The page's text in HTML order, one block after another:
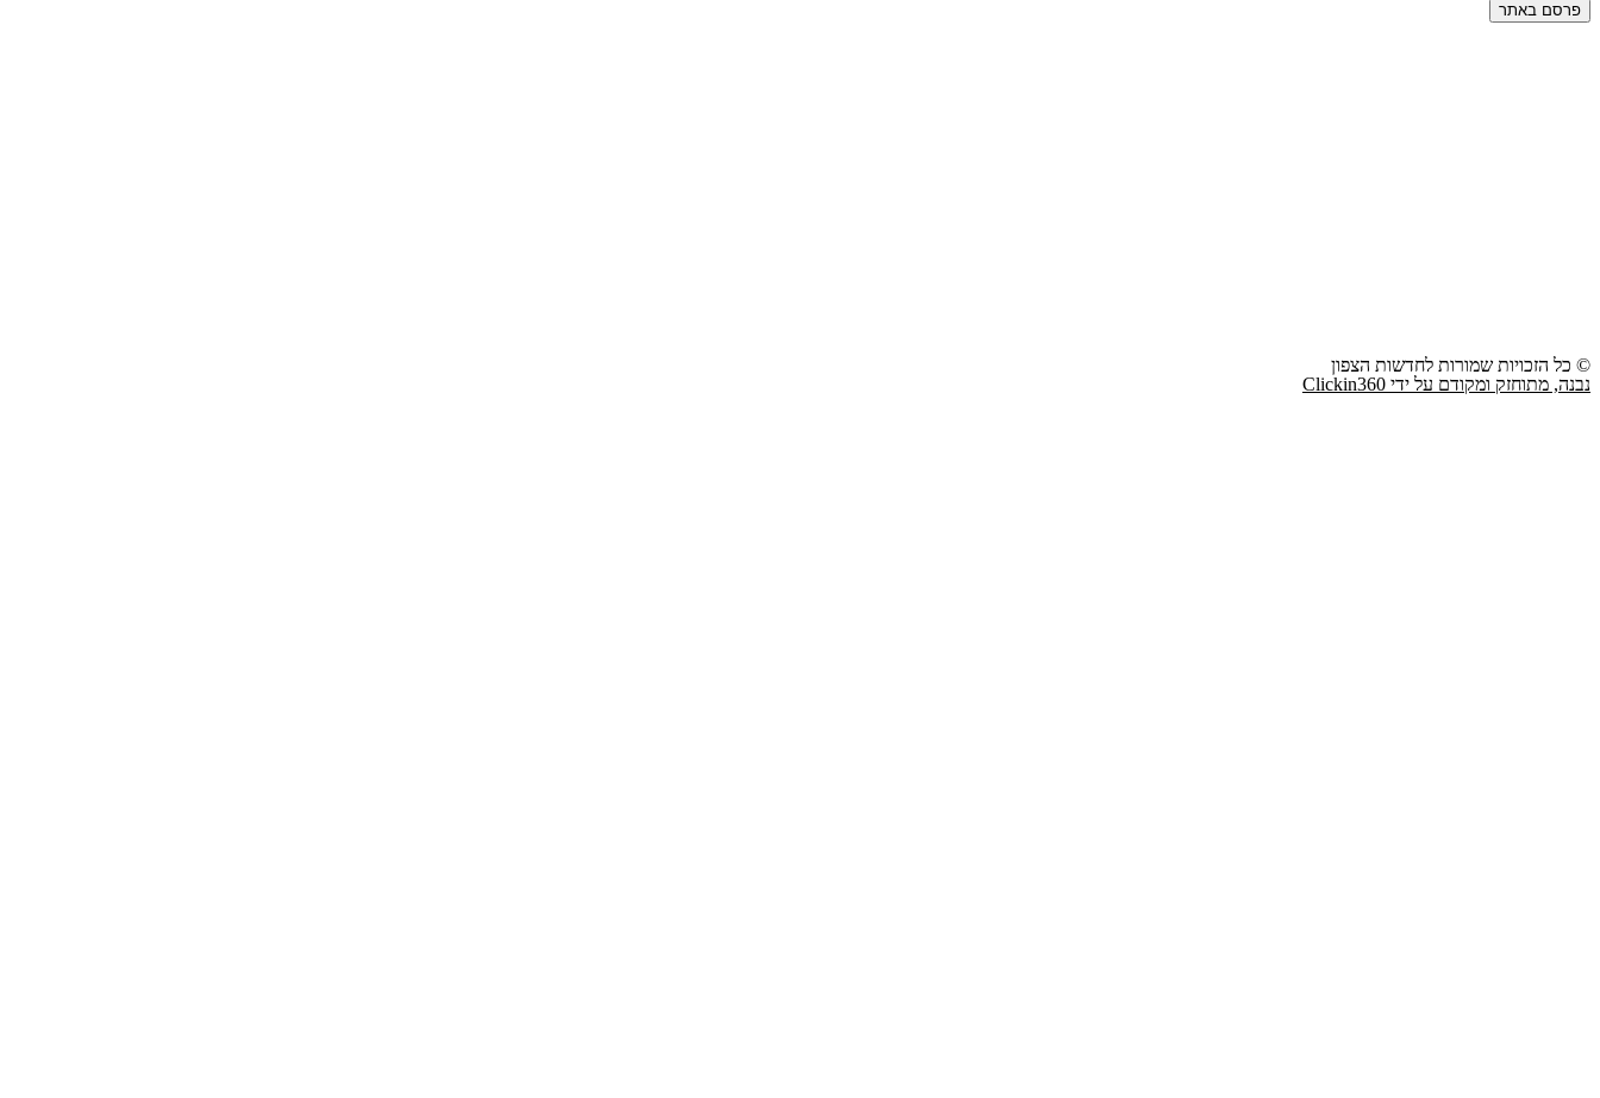
פרסם באתר
© כל הזכויות שמורות לחדשות הצפון
נבנה, מתוחזק ומקודם על ידי Clickin360